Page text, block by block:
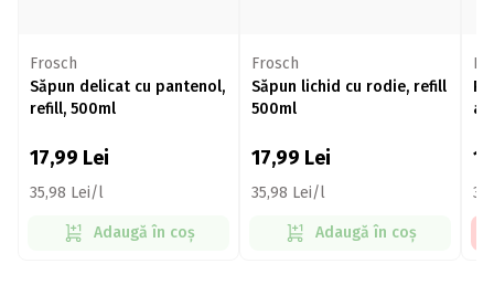
Frosch
Săpun delicat cu pantenol,
refill, 500ml
17,99 Lei
35,98 Lei/l
Adaugă în coș
Frosch
Săpun lichid cu rodie, refill
500ml
17,99 Lei
35,98 Lei/l
Adaugă în coș